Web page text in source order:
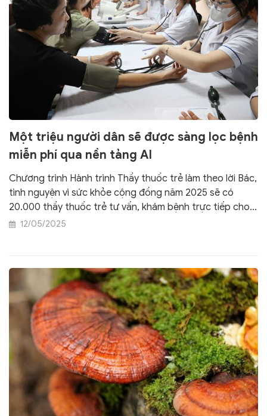
Một triệu người dân sẽ được sàng lọc bệnh
miễn phí qua nền tảng AI
Chương trình Hành trình Thầy thuốc trẻ làm theo lời Bác,
tình nguyện vì sức khỏe cộng đồng năm 2025 sẽ có
20.000 thầy thuốc trẻ tư vấn, khám bệnh trực tiếp cho
100.000 người; dự kiến 1 triệu người được sàng lọc bệnh
12/05/2025